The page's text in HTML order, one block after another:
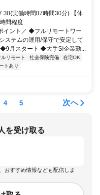
実働時間07時間30分) 【休
間程度
イント／ ◆フルリモートワー
テムの運用/保守で安定して
月スタート ◆大手SI企業勤...
ルリモート 社会保険完備
在宅OK
トあり
4 5 次へ
を受け取る
おすすめ情報なども配信しま